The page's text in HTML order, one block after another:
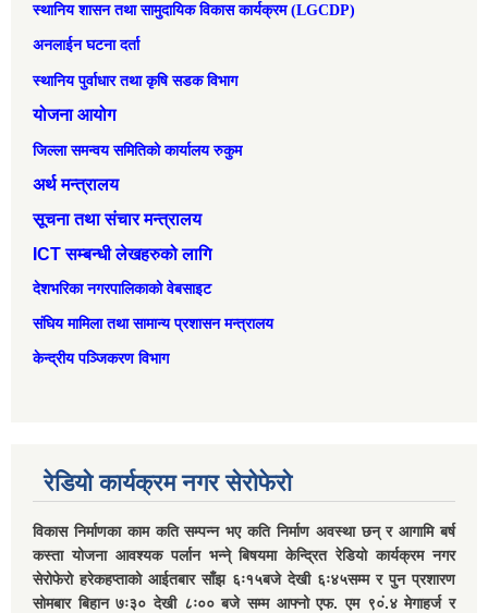
स्थानिय शासन तथा सामुदायिक विकास कार्यक्रम (LGCDP)
अनलाईन घटना दर्ता
स्थानिय पुर्वाधार तथा कृषि सडक विभाग
योजना आयोग
जिल्ला समन्वय समितिको कार्यालय रुकुम
अर्थ मन्त्रालय
सूचना तथा संचार मन्त्रालय
ICT सम्बन्धी लेखहरुको लागि
देशभरिका नगरपालिकाको वेबसाइट
संघिय मामिला तथा सामान्‍य प्रशासन मन्त्रालय
केन्द्रीय पञ्जिकरण विभाग
रेडियो कार्यक्रम नगर सेरोफेरो
विकास निर्माणका काम कति सम्पन्न भए कति निर्माण अवस्था छन् र आगामि बर्ष
कस्ता योजना आवश्यक पर्लान भन्ने् बिषयमा केन्द्रित रेडियो कार्यक्रम नगर
सेरोफेरो हरेकहप्ताको आईतबार साँझ ६ः१५बजे देखी ६ः४५सम्म र पुन प्रशारण
सोमबार बिहान ७ः३० देखी ८ः०० बजे सम्म आफ्नो एफ. एम ९०ं.४ मेगाहर्ज र